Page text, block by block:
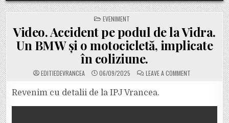
POSTED
IN
EVENIMENT
Video. Accident pe podul de la Vidra.
Un BMW și o motocicletă, implicate
în coliziune.
EDITIEDEVRANCEA 06/09/2025 LEAVE A COMMENT
VIDEO.
Revenim cu detalii de la IPJ Vrancea.